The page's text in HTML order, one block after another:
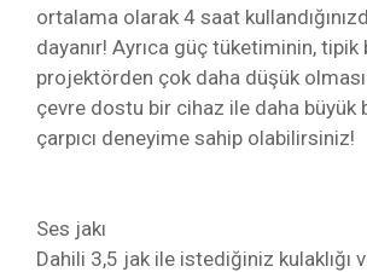
ortalama olarak 4 saat
dayanır! Ayrıca güç tüketiminin, tipik
projektörden çok daha düşük
çevre dostu bir cihaz ile daha büyük
çarpıcı deneyime sahip olabilirsiniz!
Ses jakı
Dahili 3,5 jak ile istediğiniz kulaklığı